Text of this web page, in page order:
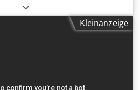
* Bst: 5.016 h * Gewicht: 8.000 kg
4x4x4 Allrad / Allradlenkung
* mehr Bilder und Videos per
Gewähr und Zwischenverkauf
Kleinanzeige